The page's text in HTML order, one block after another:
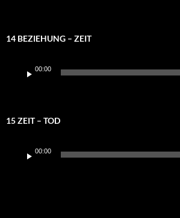
14 BEZIEHUNG – ZEIT
Player
00:00
15 ZEIT – TOD
Player
00:00